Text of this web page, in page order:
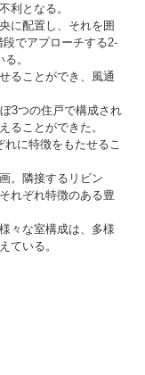
利となる。
に配置し、それを囲
でアプローチする2-
。
ることができ、風通
3つの住戸で構成され
ることができた。
に特徴をもたせるこ
。隣接するリビン
れぞれ特徴のある豊
々な室構成は、多様
ている。